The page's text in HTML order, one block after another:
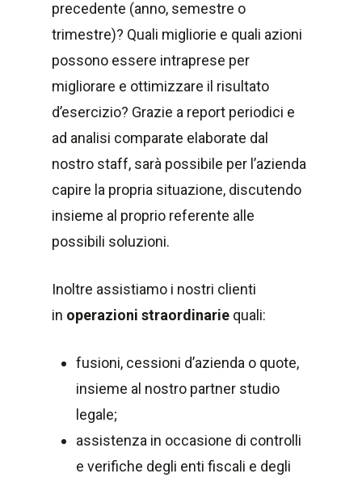
precedente (anno, semestre o
trimestre)? Quali migliorie e quali azioni
possono essere intraprese per
migliorare e ottimizzare il risultato
d’esercizio? Grazie a report periodici e
ad analisi comparate elaborate dal
nostro staff, sarà possibile per l’azienda
capire la propria situazione, discutendo
insieme al proprio referente alle
possibili soluzioni.
Inoltre assistiamo i nostri clienti
in operazioni straordinarie quali:
fusioni, cessioni d’azienda o quote,
insieme al nostro partner studio
legale;
assistenza in occasione di controlli
e verifiche degli enti fiscali e degli